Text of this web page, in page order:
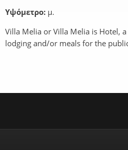
Υψόμετρο: μ.
Villa Melia or Villa Melia is Hotel,
lodging and/or meals for the